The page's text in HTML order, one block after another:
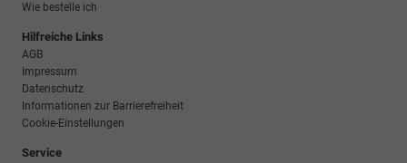
Wie bestelle ich
Hilfreiche Links
AGB
Impressum
Datenschutz
Informationen zur Barrierefreiheit
Cookie-Einstellungen
Service